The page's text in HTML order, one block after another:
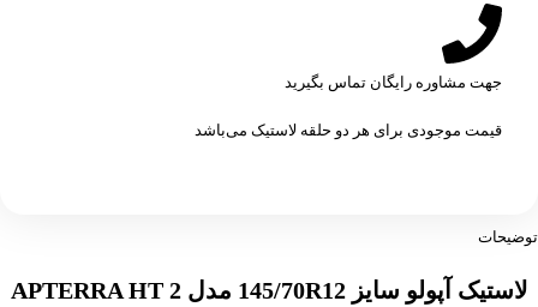
جهت مشاوره رایگان تماس بگیرید
قیمت موجودی برای هر دو حلقه لاستیک می‌باشد
توضیحات
لاستیک آپولو سایز 145/70R12 مدل APTERRA HT 2